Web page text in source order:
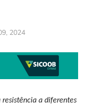
2024
a diferentes